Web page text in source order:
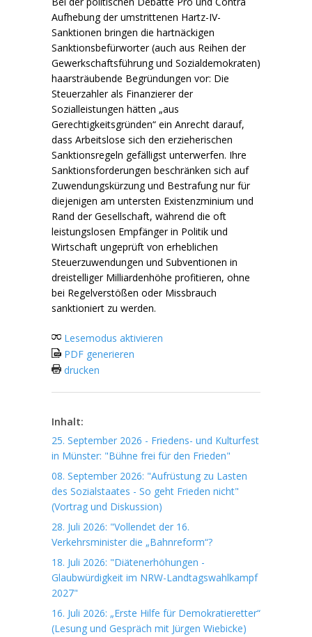
Aufhebung der umstrittenen Hartz-IV-
Sanktionen bringen die hartnäckigen
Sanktionsbefürworter (auch aus Reihen der
Gewerkschaftsführung und Sozialdemokraten)
haarsträubende Begründungen vor: Die
Steuerzahler als Finanzierer der
Sozialleistungen hätten „aus
Gerechtigkeitsgründen“ ein Anrecht darauf,
dass Arbeitslose sich den erzieherischen
Sanktionsregeln gefälligst unterwerfen. Ihre
Sanktionsforderungen beschränken sich auf
Zuwendungskürzung und Bestrafung nur für
diejenigen am untersten Existenzminium und
Rand der Gesellschaft, während die oft
leistungslosen Empfänger in Politik und
Wirtschaft ungeprüft von erheblichen
Steuerzuwendungen und Subventionen in
dreistelliger Milliardenhöhe profitieren, ohne
bei Regelverstößen oder Missbrauch
sanktioniert zu werden.
Lesemodus aktivieren
PDF generieren
drucken
Inhalt:
25. September 2026 - Friedens- und Kulturfest
in Münster: "Bühne frei für den Frieden"
08. September 2026: "Aufrüstung zu Lasten
des Sozialstaates - So geht Frieden nicht"
(Vortrag und Diskussion)
28. Juli 2026: "Vollendet der 16.
Verkehrsminister die „Bahnreform“?
18. Juli 2026: "Diätenerhöhungen -
Glaubwürdigkeit im NRW-Landtagswahlkampf
2027"
16. Juli 2026: „Erste Hilfe für Demokratieretter“
(Lesung und Gespräch mit Jürgen Wiebicke)